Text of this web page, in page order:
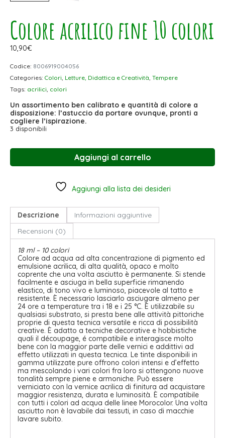
Colore acrilico fine 10 colori
10,90€
Codice: 8006919004056
Categories: Colori, Letture, Didattica e Creatività, Tempere
Tags: acrilici, colori
Un assortimento ben calibrato e quantità di colore a
disposizione: l’astuccio da portare ovunque, pronti a
cogliere l’ispirazione.
3 disponibili
Aggiungi al carrello
Aggiungi alla lista dei desideri
Descrizione
Informazioni aggiuntive
Recensioni (0)
18 ml – 10 colori
Colore ad acqua ad alta concentrazione di pigmento ed
emulsione acrilica, di alta qualità, opaco e molto
coprente che una volta asciutto è permanente. Si stende
facilmente e asciuga in bella superficie rimanendo
elastico, di tono vivo e luminoso, piacevole al tatto e
resistente. È necessario lasciarlo asciugare almeno per
24 ore a temperature tra i 18 e i 25 °C. È utilizzabile su
qualsiasi substrato, si presta bene alle attività pittoriche
proprie di questa tecnica versatile e ricca di possibilità
creative. È adatto a tecniche decorative e hobbistiche
quali il découpage, é compatibile e interagisce molto
bene con la maggior parte delle vernici e addittivi ad
effetto utilizzati in questa tecnica. Le tinte disponibili in
gamma utilizzate pure offrono colori intensi e d’effetto
ma mescolando i vari colori fra loro si ottengono nuove
tonalità sempre piene e armoniche. Può essere
verniciato con la vernice acrilica di finitura ad acquistare
maggior resistenza, durata e luminosità. È compatibile
con tutti i colori ad acqua delle linee Morocolor. Una volta
asciutto non è lavabile dai tessuti, in caso di macchie
lavare subito.